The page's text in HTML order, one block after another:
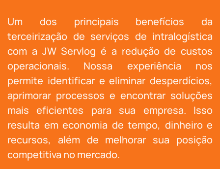
Um dos principais benefícios da
terceirização de serviços de intralogística
com a JW Servlog é a redução de custos
operacionais. Nossa experiência nos
permite identificar e eliminar desperdícios,
aprimorar processos e encontrar soluções
mais eficientes para sua empresa. Isso
resulta em economia de tempo, dinheiro e
recursos, além de melhorar sua posição
competitiva no mercado.